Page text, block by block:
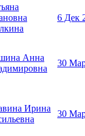
6 Дек
Анна
30
Ирина
30